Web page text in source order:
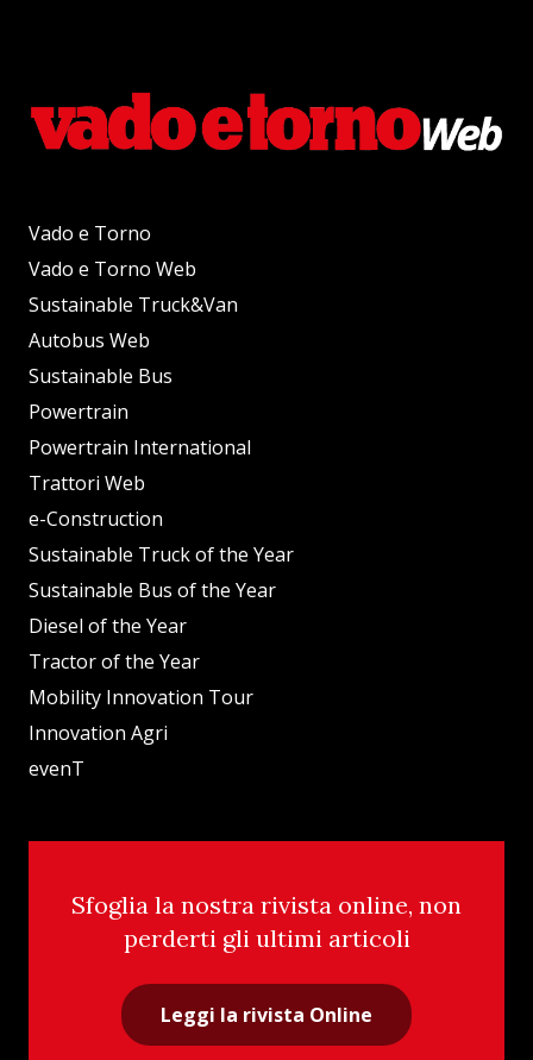
Vado e Torno
Vado e Torno Web
Sustainable Truck&Van
Autobus Web
Sustainable Bus
Powertrain
Powertrain International
Trattori Web
e-Construction
Sustainable Truck of the Year
Sustainable Bus of the Year
Diesel of the Year
Tractor of the Year
Mobility Innovation Tour
Innovation Agri
evenT
Sfoglia la nostra rivista online, non
perderti gli ultimi articoli
Leggi la rivista Online